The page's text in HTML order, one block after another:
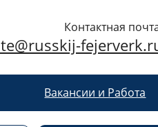
Контактная
Вакансии и Работа